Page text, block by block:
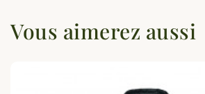
Vous aimerez aussi